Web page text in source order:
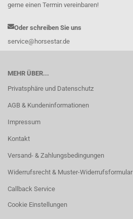
gerne einen Termin vereinbaren!
Oder schreiben Sie uns
service@horsestar.de
MEHR ÜBER...
Privatsphäre und Datenschutz
AGB & Kundeninformationen
Impressum
Kontakt
Versand- & Zahlungsbedingungen
Widerrufsrecht & Muster-Widerrufsformular
Callback Service
Cookie Einstellungen